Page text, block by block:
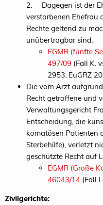
2. Dagegen ist der
verstorbenen Ehefrau
Rechte geltend zu
unübertragbar sind.
EGMR (fünfte
497/09 (Fall K.
2953; EuGRZ
Die vom Arzt
Recht getroffene und
Verwaltungsgericht
Entscheidung, die
komatösen Patienten
Sterbehilfe), verletzt
geschützte Recht auf
EGMR (Große
46043/14 (Fall
Zivilgerichte: